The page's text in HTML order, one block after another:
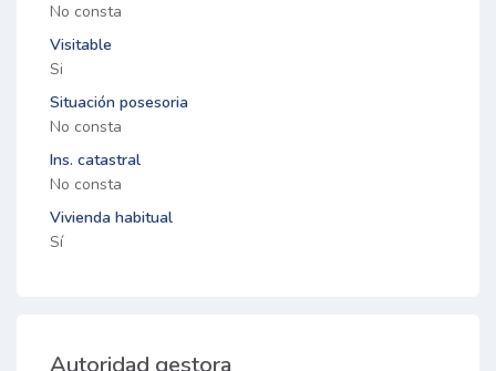
No consta
Visitable
Si
Situación posesoria
No consta
Ins. catastral
No consta
Vivienda habitual
Sí